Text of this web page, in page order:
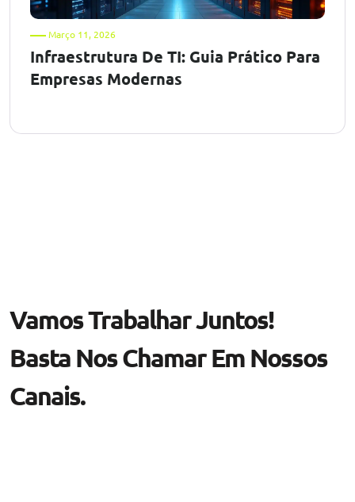
Março 11, 2026
Infraestrutura De TI: Guia Prático Para
Empresas Modernas
Vamos Trabalhar Juntos!
Basta Nos Chamar Em Nossos
Canais.